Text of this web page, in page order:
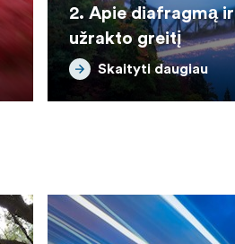
2. Apie diafragmą ir
užrakto greitį
Skaityti daugiau